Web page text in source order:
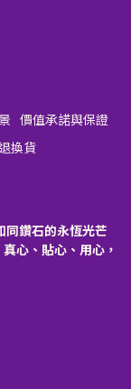
價值承諾與保證
換貨
同鑽石的永恆光芒
心、貼心、用心，